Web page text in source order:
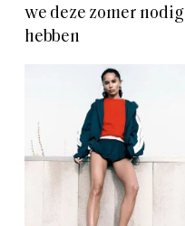
we deze zomer nodig
hebben